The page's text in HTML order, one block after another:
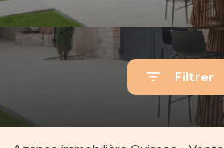
TERRAIN
ACTUALITÉS
E-MAIL
Filtrer